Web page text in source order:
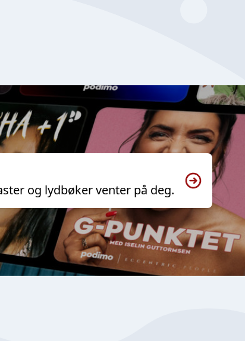
og lydbøker venter på deg.